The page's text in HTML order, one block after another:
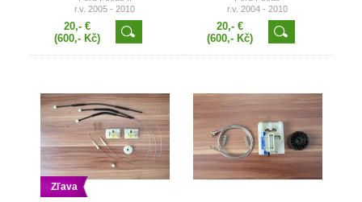
r.v. 2005 - 2010
20,- €
(600,- Kč)
r.v. 2004 - 2010
20,- €
(600,- Kč)
Zľava